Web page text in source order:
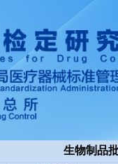
生物制品